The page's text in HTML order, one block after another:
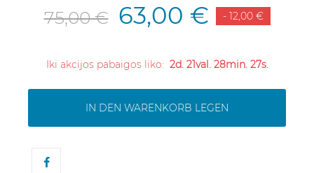
75,00 € 63,00 € - 12,00 €
Iki akcijos pabaigos liko: 2d. 21val. 28min. 27s.
IN DEN WARENKORB LEGEN